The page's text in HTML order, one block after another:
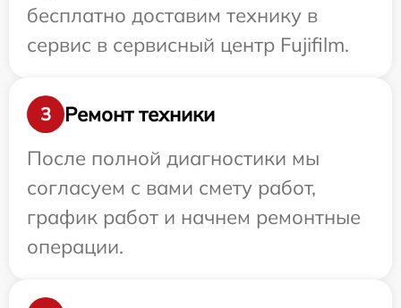
бесплатно доставим технику в
сервис в сервисный центр Fujifilm.
3
Ремонт техники
После полной диагностики мы
согласуем с вами смету работ,
график работ и начнем ремонтные
операции.